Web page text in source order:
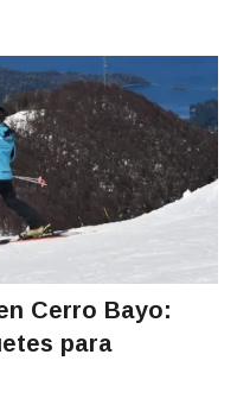
Cerro Bayo:
para